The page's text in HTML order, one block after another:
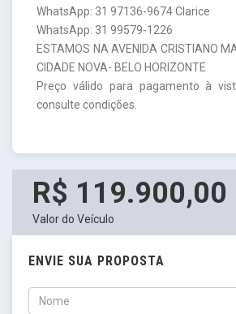
WhatsApp: 31 97136-9674 Clarice
WhatsApp: 31 99579-1226
ESTAMOS NA AVENIDA CRISTIANO
CIDADE NOVA- BELO HORIZONTE
Preço válido para pagamento à
consulte condições.
R$ 119.900,00
Valor do Veículo
ENVIE SUA PROPOSTA